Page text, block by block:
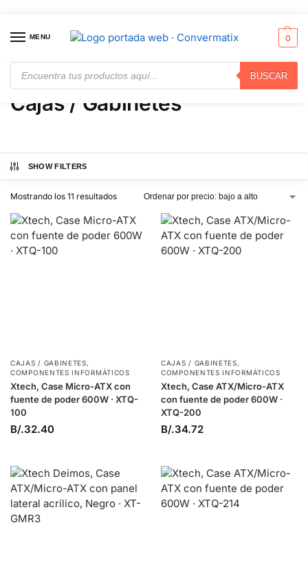
MENU
BUSCAR
0
Inicio / Componentes Informáticos
Cajas / Gabinetes
SHOW FILTERS
Mostrando los 11 resultados
CAJAS / GABINETES,
COMPONENTES INFORMÁTICOS
Xtech, Case Micro-ATX con
fuente de poder 600W · XTQ-
100
B/.32.40
CAJAS / GABINETES,
COMPONENTES INFORMÁTICOS
Xtech, Case ATX/Micro-ATX
con fuente de poder 600W ·
XTQ-200
B/.34.72